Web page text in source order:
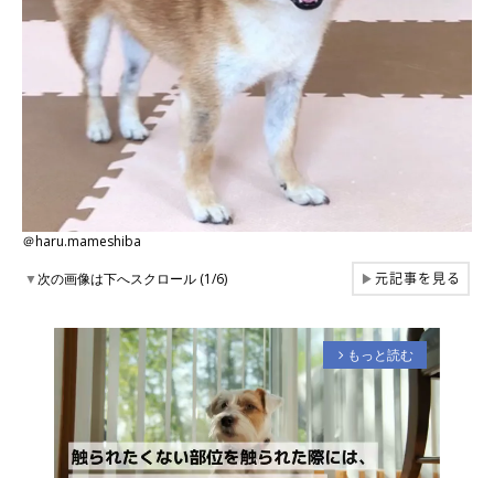
＠haru.mameshiba
▼次の画像は下へスクロール (1/6) ▶元記事を見る
arrow_forward_ios もっと読む